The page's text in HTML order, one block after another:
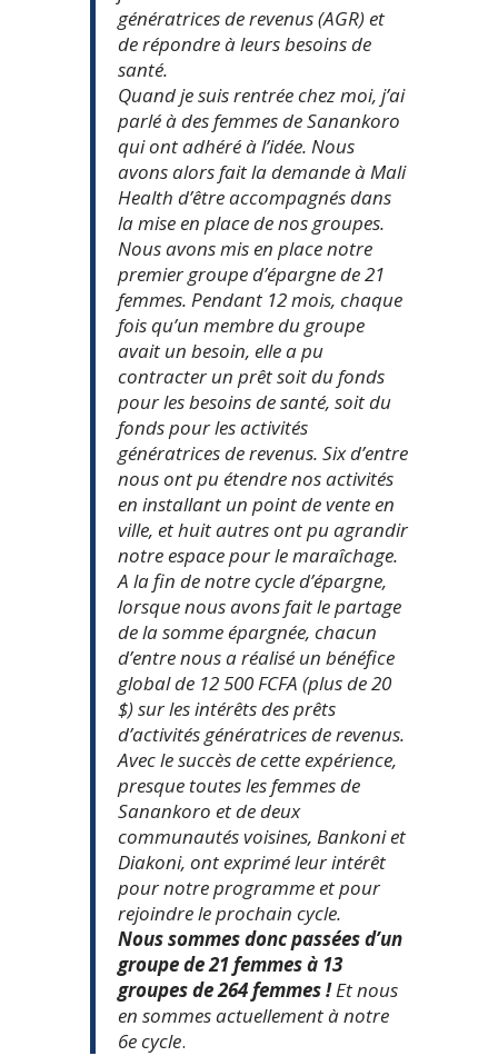
génératrices de revenus (AGR) et
de répondre à leurs besoins de
santé.
Quand je suis rentrée chez moi, j’ai
parlé à des femmes de Sanankoro
qui ont adhéré à l’idée. Nous
avons alors fait la demande à Mali
Health d’être accompagnés dans
la mise en place de nos groupes.
Nous avons mis en place notre
premier groupe d’épargne de 21
femmes. Pendant 12 mois, chaque
fois qu’un membre du groupe
avait un besoin, elle a pu
contracter un prêt soit du fonds
pour les besoins de santé, soit du
fonds pour les activités
génératrices de revenus. Six d’entre
nous ont pu étendre nos activités
en installant un point de vente en
ville, et huit autres ont pu agrandir
notre espace pour le maraîchage.
A la fin de notre cycle d’épargne,
lorsque nous avons fait le partage
de la somme épargnée, chacun
d’entre nous a réalisé un bénéfice
global de 12 500 FCFA (plus de 20
$) sur les intérêts des prêts
d’activités génératrices de revenus.
Avec le succès de cette expérience,
presque toutes les femmes de
Sanankoro et de deux
communautés voisines, Bankoni et
Diakoni, ont exprimé leur intérêt
pour notre programme et pour
rejoindre le prochain cycle.
Nous sommes donc passées d’un
groupe de 21 femmes à 13
groupes de 264 femmes !Et nous
en sommes actuellement à notre
6e cycle.